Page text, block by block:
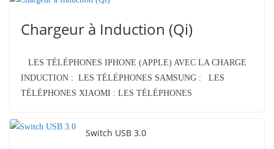
Chargeur à Induction (Qi)
LES TÉLÉPHONES IPHONE (APPLE) AVEC LA CHARGE
INDUCTION : LES TÉLÉPHONES SAMSUNG : LES
TÉLÉPHONES XIAOMI : LES TÉLÉPHONES
Switch USB 3.0